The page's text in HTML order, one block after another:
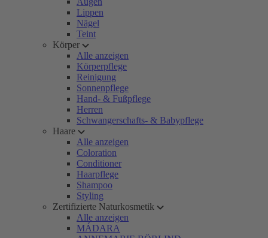
Lippen
Nägel
Teint
Körper
Alle anzeigen
Körperpflege
Reinigung
Sonnenpflege
Hand- & Fußpflege
Herren
Schwangerschafts- & Babypflege
Haare
Alle anzeigen
Coloration
Conditioner
Haarpflege
Shampoo
Styling
Zertifizierte Naturkosmetik
Alle anzeigen
MÁDARA